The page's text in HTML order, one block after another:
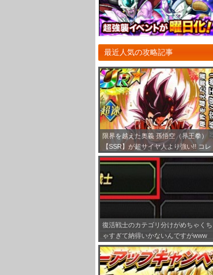
最近人気の攻略記事
限界を越えた奥義 孫悟空（界王拳）
【SSR】が超サイヤ人より強い!! コレ
は3キャラ限定ガシャで狙ったほうが
いいな！
復活戦士のカテゴリ分けがめちゃくち
ゃすぎて納得いかないんですがwww